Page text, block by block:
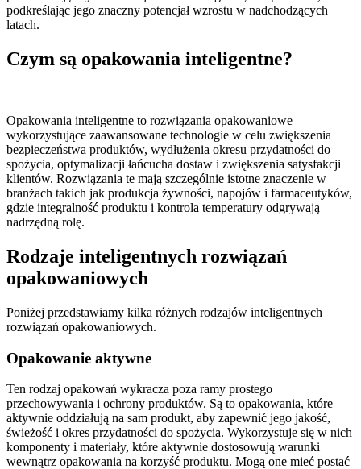
podkreślając jego znaczny potencjał wzrostu w nadchodzących
latach.
Czym są opakowania inteligentne?
Opakowania inteligentne to rozwiązania opakowaniowe
wykorzystujące zaawansowane technologie w celu zwiększenia
bezpieczeństwa produktów, wydłużenia okresu przydatności do
spożycia, optymalizacji łańcucha dostaw i zwiększenia satysfakcji
klientów. Rozwiązania te mają szczególnie istotne znaczenie w
branżach takich jak produkcja żywności, napojów i farmaceutyków,
gdzie integralność produktu i kontrola temperatury odgrywają
nadrzędną rolę.
Rodzaje inteligentnych rozwiązań
opakowaniowych
Poniżej przedstawiamy kilka różnych rodzajów inteligentnych
rozwiązań opakowaniowych.
Opakowanie aktywne
Ten rodzaj opakowań wykracza poza ramy prostego
przechowywania i ochrony produktów. Są to opakowania, które
aktywnie oddziałują na sam produkt, aby zapewnić jego jakość,
świeżość i okres przydatności do spożycia. Wykorzystuje się w nich
komponenty i materiały, które aktywnie dostosowują warunki
wewnątrz opakowania na korzyść produktu. Mogą one mieć postać